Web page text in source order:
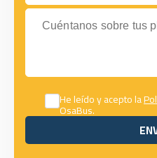
Cuéntanos sobre tus
He leído y acepto la
OsaBus.